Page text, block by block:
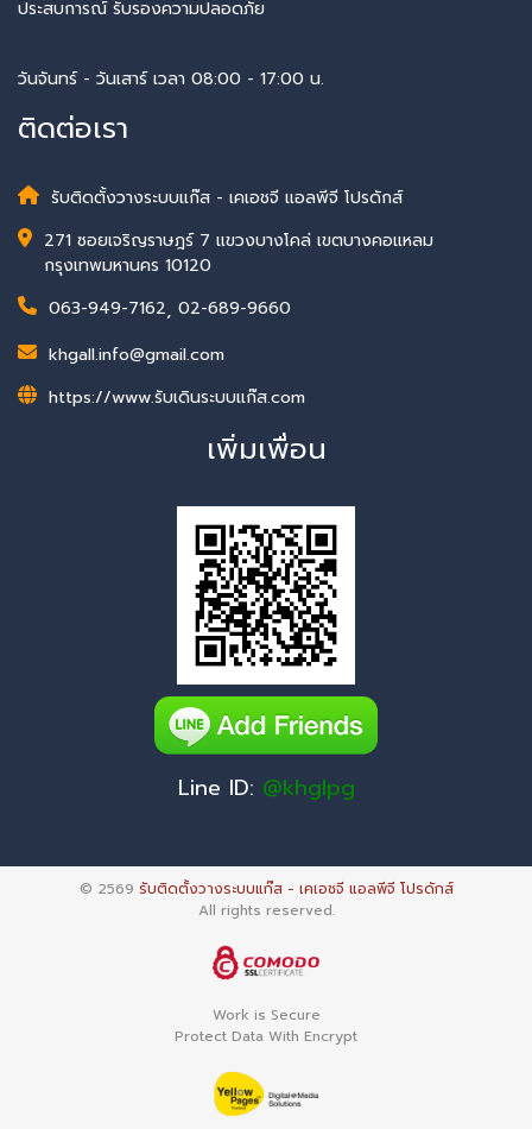
ประสบการณ์ รับรองความปลอดภัย
วันจันทร์ - วันเสาร์ เวลา 08:00 - 17:00 น.
ติดต่อเรา
รับติดตั้งวางระบบแก๊ส - เคเอชจี แอลพีจี โปรดักส์
271 ซอยเจริญราษฎร์ 7 แขวงบางโคล่ เขตบางคอแหลม
กรุงเทพมหานคร 10120
063-949-7162, 02-689-9660
khgall.info@gmail.com
https://www.รับเดินระบบแก๊ส.com
เพิ่มเพื่อน
Line ID: @khglpg
© 2569 รับติดตั้งวางระบบแก๊ส - เคเอชจี แอลพีจี โปรดักส์
All rights reserved.
Work is Secure
Protect Data With Encrypt